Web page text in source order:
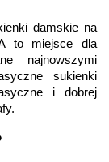
damskie na
to miejsce dla
najnowszymi
sukienki
i dobrej